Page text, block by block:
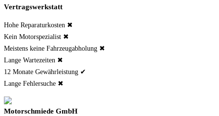
Vertragswerkstatt
Hohe Reparaturkosten ✖
Kein Motorspezialist ✖
Meistens keine Fahrzeugabholung ✖
Lange Wartezeiten ✖
12 Monate Gewährleistung ✔
Lange Fehlersuche ✖
Motorschmiede GmbH